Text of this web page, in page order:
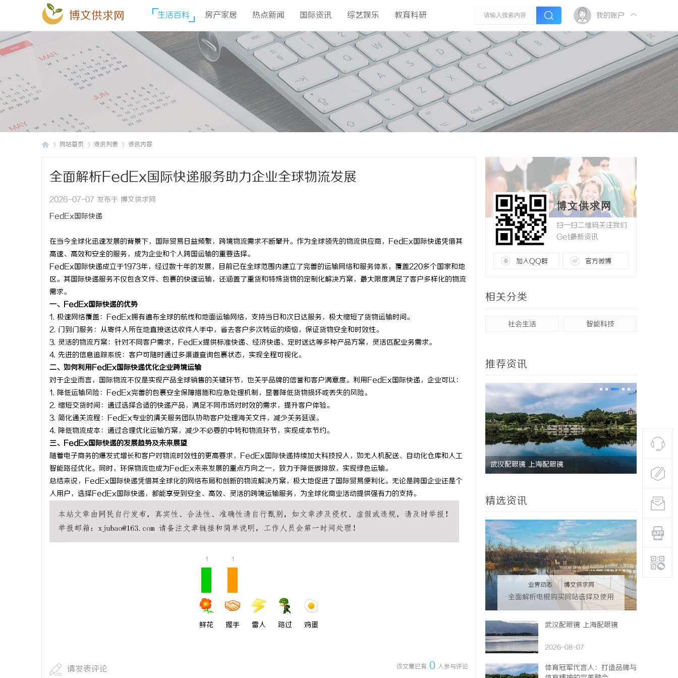
博文供求网 生活百科 房产家居 热点新闻 国际资讯 综艺娱乐 教育科研 我的账户
网站首页 资讯列表 资讯内容
全面解析FedEx国际快递服务助力企业全球物流发展
2026-07-07 发布于 博文供求网
FedEx国际快递
在当今全球化迅速发展的背景下，国际贸易日益频繁，跨境物流需求不断攀升。作为全球领先的物流供应商，FedEx国际快递凭借其
高速、高效和安全的服务，成为企业和个人跨国运输的重要选择。
FedEx国际快递成立于1973年，经过数十年的发展，目前已在全球范围内建立了完善的运输网络和服务体系，覆盖220多个国家和地
区。其国际快递服务不仅包含文件、包裹的快速运输，还涵盖了重货和特殊货物的定制化解决方案，最大限度满足了客户多样化的物流
需求。
一、FedEx国际快递的优势
1. 极速网络覆盖：FedEx拥有遍布全球的航线和地面运输网络，支持当日和次日达服务，极大缩短了货物运输时间。
2. 门到门服务：从寄件人所在地直接送达收件人手中，省去客户多次转运的烦恼，保证货物安全和时效性。
3. 灵活的物流方案：针对不同客户需求，FedEx提供标准快递、经济快递、定时送达等多种产品方案，灵活匹配业务需求。
4. 先进的信息追踪系统：客户可随时通过多渠道查询包裹状态，实现全程可视化。
二、如何利用FedEx国际快递优化企业跨境运输
对于企业而言，国际物流不仅是实现产品全球销售的关键环节，也关乎品牌的信誉和客户满意度。利用FedEx国际快递，企业可以：
1. 降低运输风险：FedEx完善的包裹安全保障措施和应急处理机制，显著降低货物损坏或丢失的风险。
2. 缩短交货时间：通过选择合适的快递产品，满足不同市场对时效的需求，提升客户体验。
3. 简化通关流程：FedEx专业的清关服务团队协助客户处理海关文件，减少关务延误。
4. 降低物流成本：通过合理优化运输方案，减少不必要的中转和物流环节，实现成本节约。
三、FedEx国际快递的发展趋势及未来展望
随着电子商务的爆发式增长和客户对物流时效性的更高要求，FedEx国际快递持续加大科技投入，如无人机配送、自动化仓库和人工
智能路径优化。同时，环保物流也成为FedEx未来发展的重点方向之一，致力于降低碳排放，实现绿色运输。
总结来说，FedEx国际快递凭借其全球化的网络布局和创新的物流解决方案，极大地促进了国际贸易便利化。无论是跨国企业还是个
人用户，选择FedEx国际快递，都能享受到安全、高效、灵活的跨境运输服务，为全球化商业活动提供强有力的支持。
1
鲜花
1
握手 雷人 路过 鸡蛋
该文章已有 0 人参与评论
请发表评论
博文供求网
扫一扫二维码关注我们
Get最新资讯
加入QQ群 官方微博
相关分类
社会生活 智能科技
推荐资讯
武汉配眼镜 上海配眼镜 贝净 AC 国际医疗实验室，标准化研发体系
全解析
武汉配眼镜 上海配眼镜 深度解析
精选资讯
业界动态 | 博文供求网
全面解析电棍购买网站选择及使用
指南，保障安全与合法性
武汉配眼镜 上海配眼镜
2026-08-07
体育冠军代言人：打造品牌与